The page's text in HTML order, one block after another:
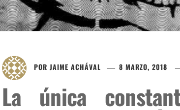
POR JAIME ACHÁVAL 8 MARZO, 2018
La única